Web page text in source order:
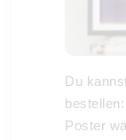
Du
Poster